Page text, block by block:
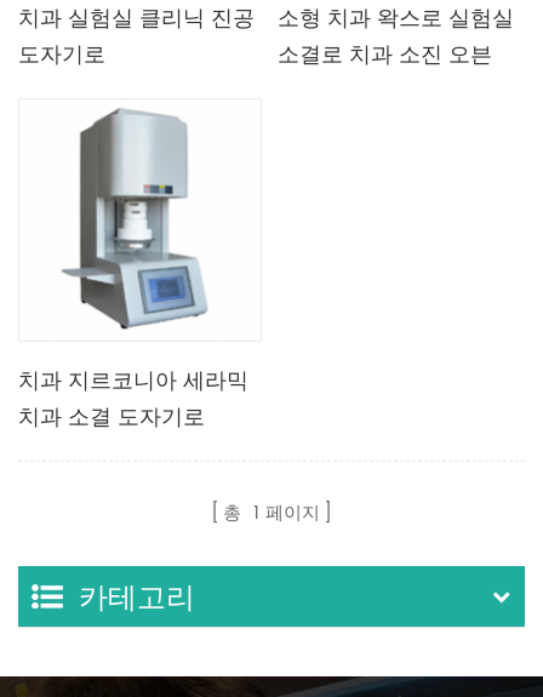
치과 실험실 클리닉 진공
도자기로
소형 치과 왁스로 실험실
소결로 치과 소진 오븐
치과 지르코니아 세라믹
치과 소결 도자기로
총 1 페이지
카테고리